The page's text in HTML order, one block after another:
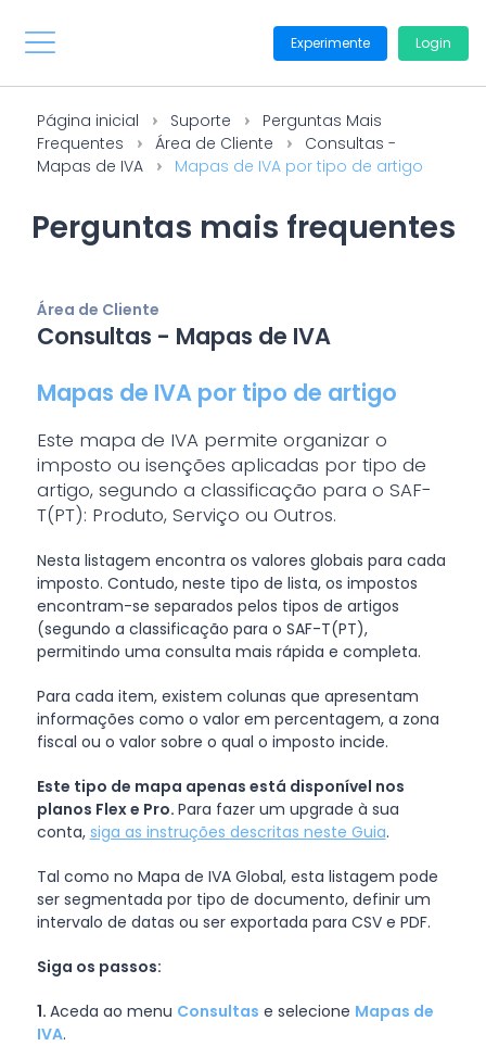
Experimente Login
Página inicial Suporte
Perguntas Mais
Frequentes
Área de Cliente
Consultas -
Mapas de IVA
Mapas de IVA por tipo de artigo
Perguntas mais frequentes
Área de Cliente
Consultas - Mapas de IVA
Mapas de IVA por tipo de artigo
Este mapa de IVA permite organizar o
imposto ou isenções aplicadas por tipo de
artigo, segundo a classificação para o SAF-
T(PT): Produto, Serviço ou Outros.
Nesta listagem encontra os valores globais para cada
imposto. Contudo, neste tipo de lista, os impostos
encontram-se separados pelos tipos de artigos
(segundo a classificação para o SAF-T(PT),
permitindo uma consulta mais rápida e completa.
Para cada item, existem colunas que apresentam
informações como o valor em percentagem, a zona
fiscal ou o valor sobre o qual o imposto incide.
Este tipo de mapa apenas está disponível nos
planos Flex e Pro. Para fazer um upgrade à sua
conta, siga as instruções descritas neste Guia.
Tal como no Mapa de IVA Global, esta listagem pode
ser segmentada por tipo de documento, definir um
intervalo de datas ou ser exportada para CSV e PDF.
Siga os passos:
1. Aceda ao menu Consultas e selecione Mapas de
IVA.